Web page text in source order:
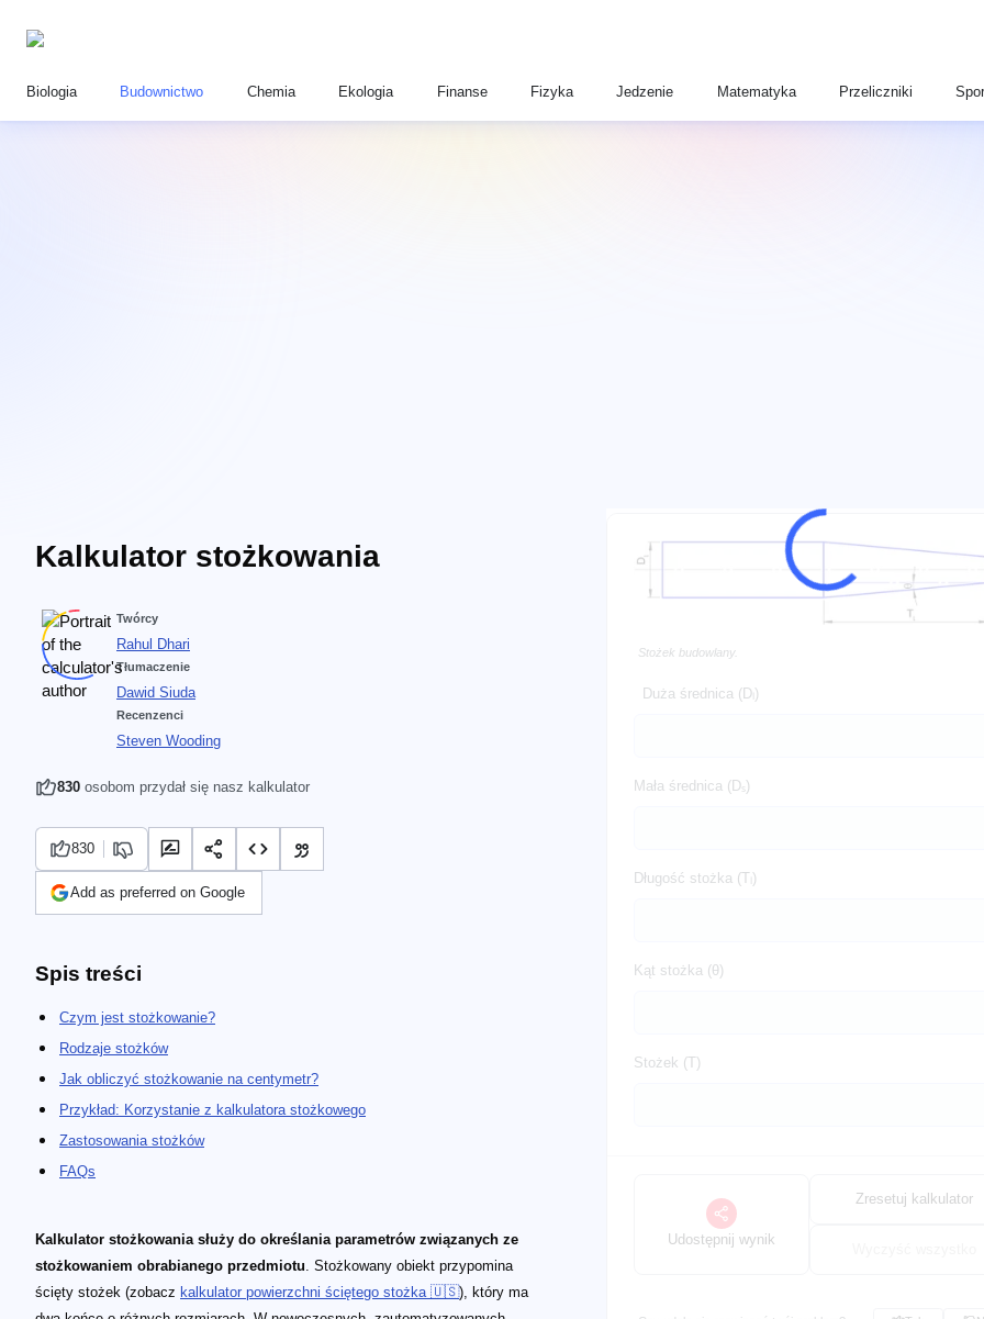
Biologia Budownictwo Chemia Ekologia Finanse Fizyka Jedzenie Matematyka Przeliczniki
Kalkulator stożkowania
Stożek budowlany.
Duża średnica (Dₗ)
Mała średnica (Dₛ)
Długość stożka (Tₗ)
Kąt stożka (θ)
Stożek (T)
Udostępnij wynik
Zresetuj kalkulator
Twórcy
Rahul Dhari
Tłumaczenie
Dawid Siuda
Recenzenci
Steven Wooding
830 osobom przydał się nasz kalkulator
830
Add as preferred on Google
Spis treści
Czym jest stożkowanie?
Rodzaje stożków
Jak obliczyć stożkowanie na centymetr?
Przykład: Korzystanie z kalkulatora stożkowego
Zastosowania stożków
FAQs
Kalkulator stożkowania służy do określania parametrów związanych ze
stożkowaniem obrabianego przedmiotu. Stożkowany obiekt przypomina
ścięty stożek (zobacz kalkulator powierzchni ściętego stożka 🇺🇸), który ma